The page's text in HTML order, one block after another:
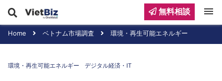
Home ベトナム市場調査 環境・再生可能エネルギー
環境・再生可能エネルギー デジタル経済・IT
無料相談 menu